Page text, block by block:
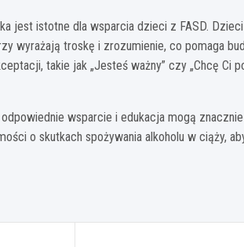
jest istotne dla wsparcia dzieci z FASD.
wyrażają troskę i zrozumienie, co pomaga
takie jak „Jesteś ważny” czy „Chcę Ci
wsparcie i edukacja mogą
o skutkach spożywania alkoholu w ciąży,